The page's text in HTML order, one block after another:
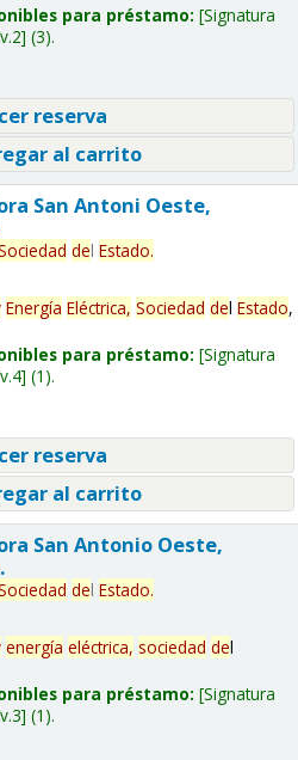
para préstamo: Signatura
(3).
reserva
al carrito
San Antoni Oeste,
del Estado.
Energía Eléctrica, Sociedad del Estado,
para préstamo: Signatura
(1).
reserva
al carrito
San Antonio Oeste,
del Estado.
energía eléctrica, sociedad del
para préstamo: Signatura
(1).